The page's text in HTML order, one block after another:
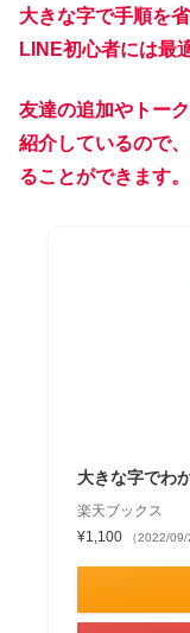
大きな字で手順を
LINE初心者には最
友達の追加やトー
紹介しているので
ることができます。
大きな字でわ
楽天ブックス
¥1,100
（2022/